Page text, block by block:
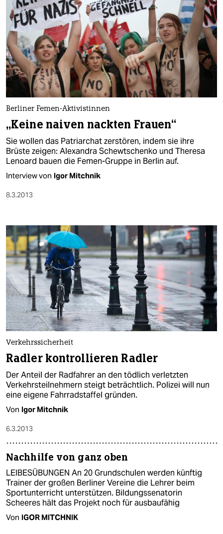
Berliner Femen-Aktivistinnen
„Keine naiven nackten Frauen“
Sie wollen das Patriarchat zerstören, indem sie ihre
Brüste zeigen: Alexandra Schewtschenko und Theresa
Lenoard bauen die Femen-Gruppe in Berlin auf.
Interview von Igor Mitchnik
8.3.2013
Verkehrssicherheit
Radler kontrollieren Radler
Der Anteil der Radfahrer an den tödlich verletzten
Verkehrsteilnehmern steigt beträchtlich. Polizei will nun
eine eigene Fahrradstaffel gründen.
Von Igor Mitchnik
6.3.2013
Nachhilfe von ganz oben
LEIBESÜBUNGEN An 20 Grundschulen werden künftig
Trainer der großen Berliner Vereine die Lehrer beim
Sportunterricht unterstützen. Bildungssenatorin
Scheeres hält das Projekt noch für ausbaufähig
Von IGOR MITCHNIK